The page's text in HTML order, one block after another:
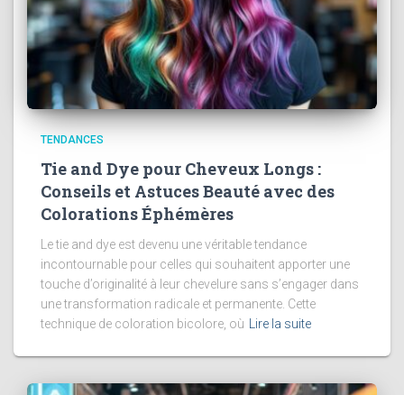
TENDANCES
Tie and Dye pour Cheveux Longs :
Conseils et Astuces Beauté avec des
Colorations Éphémères
Le tie and dye est devenu une véritable tendance
incontournable pour celles qui souhaitent apporter une
touche d’originalité à leur chevelure sans s’engager dans
une transformation radicale et permanente. Cette
technique de coloration bicolore, où
Lire la suite